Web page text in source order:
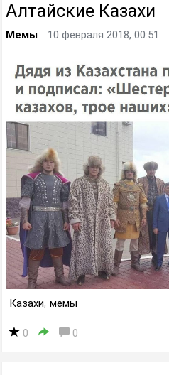
Алтайские Казахи
Мемы 10 февраля 2018, 00:51
Казахи, мемы
0 0